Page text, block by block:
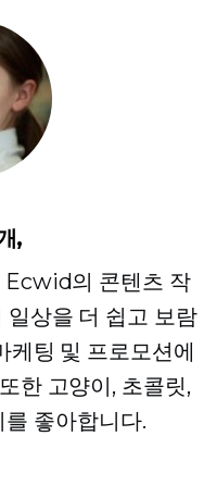
,
의 콘텐츠 작
일상을 더 쉽고 보람
케팅 및 프로모션에
한 고양이, 초콜릿,
좋아합니다.